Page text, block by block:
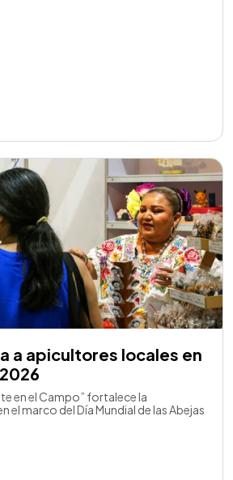
a apicultores locales en
en el Campo” fortalece la
el marco del Día Mundial de las Abejas